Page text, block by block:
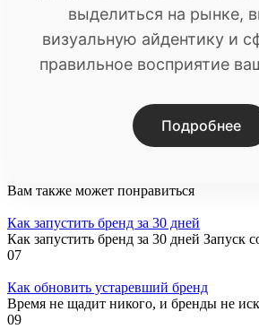
выделиться на рынке,
визуальную айдентику и
правильное восприятие
Подробнее
Вам также может понравиться
Как запустить бренд за 30 дней
Как запустить бренд за 30 дней Запуск
07
Как обновить устаревший бренд
Время не щадит никого, и бренды не
09